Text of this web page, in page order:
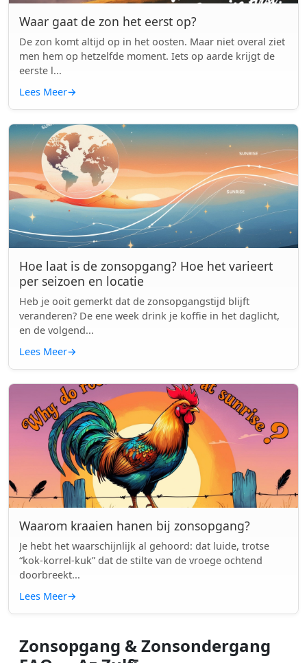
Waar gaat de zon het eerst op?
De zon komt altijd op in het oosten. Maar niet overal ziet
men hem op hetzelfde moment. Iets op aarde krijgt de
eerste l...
Lees Meer→
Hoe laat is de zonsopgang? Hoe het varieert
per seizoen en locatie
Heb je ooit gemerkt dat de zonsopgangstijd blijft
veranderen? De ene week drink je koffie in het daglicht,
en de volgend...
Lees Meer→
Waarom kraaien hanen bij zonsopgang?
Je hebt het waarschijnlijk al gehoord: dat luide, trotse
“kok-korrel-kuk” dat de stilte van de vroege ochtend
doorbreekt...
Lees Meer→
Zonsopgang & Zonsondergang